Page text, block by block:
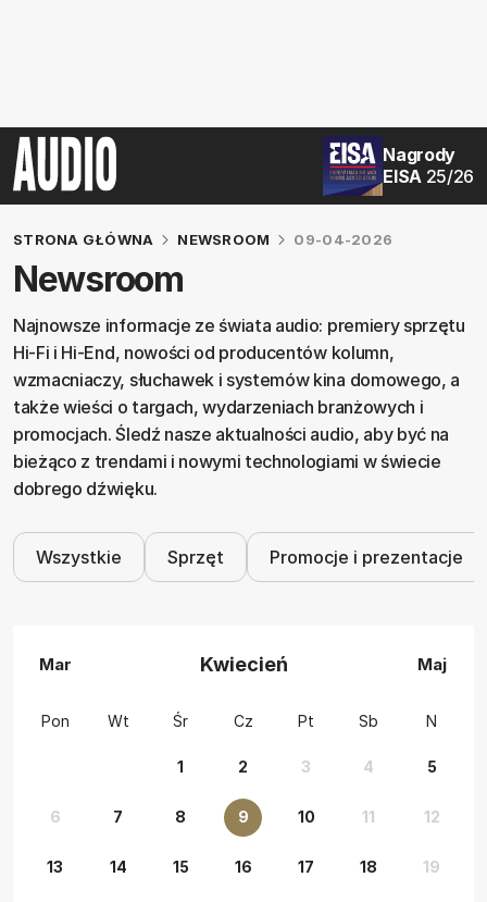
Nagrody
EISA 25/26
STRONA GŁÓWNA NEWSROOM 09-04-2026
Newsroom
Najnowsze informacje ze świata audio: premiery sprzętu
Hi‑Fi i Hi‑End, nowości od producentów kolumn,
wzmacniaczy, słuchawek i systemów kina domowego, a
także wieści o targach, wydarzeniach branżowych i
promocjach. Śledź nasze aktualności audio, aby być na
bieżąco z trendami i nowymi technologiami w świecie
dobrego dźwięku.
Wszystkie Sprzęt Promocje i prezentacje
Mar Kwiecień Maj
Pon Wt Śr Cz Pt Sb N
1 2 3 4 5
6 7 8 9 10 11 12
13 14 15 16 17 18 19